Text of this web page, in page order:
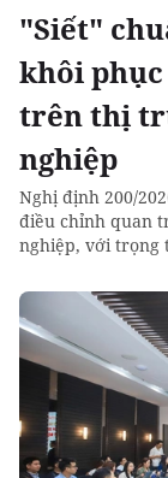
"Siết"
khôi
trên thị
nghiệp
Nghị định 200/
điều chỉnh quan
nghiệp, với trọng